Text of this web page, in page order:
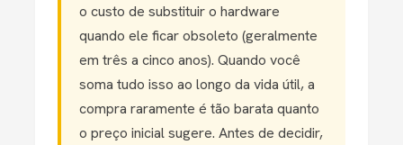
o custo de substituir o hardware
quando ele ficar obsoleto (geralmente
em três a cinco anos). Quando você
soma tudo isso ao longo da vida útil, a
compra raramente é tão barata quanto
o preço inicial sugere. Antes de decidir,